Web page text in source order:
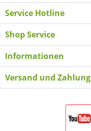
Service Hotline
Shop Service
Informationen
Versand und Zahlung